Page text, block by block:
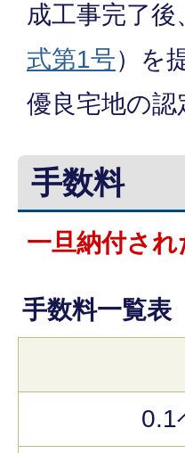
成工事完了
式第1号）を
優良宅地の
手数料
一旦納付さ
手数料一覧表
0.1